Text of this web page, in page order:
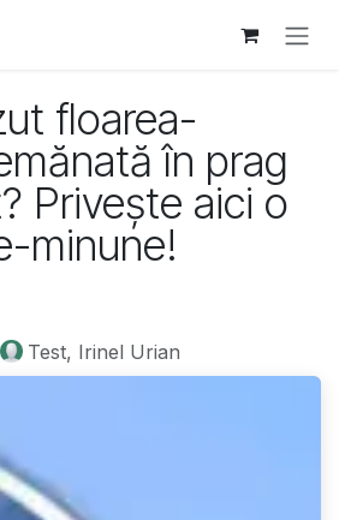
floarea-
în prag
Privește aici o
minune!
Test, Irinel Urian